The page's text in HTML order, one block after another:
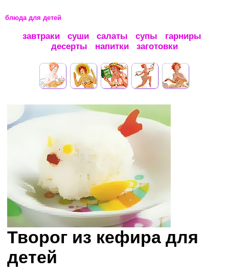
блюда для детей
завтраки суши салаты супы
гарниры
десерты
напитки заготовки
Творог из кефира для
детей